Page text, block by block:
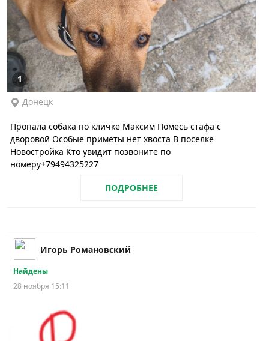
1
Донецк
Пропала собака по кличке Максим Помесь стафа с
дворовой Особые приметы нет хвоста В поселке
Новостройка Кто увидит позвоните по
номеру+79494325227
ПОДРОБНЕЕ
Игорь Романовский
Найдены
28 ноября 15:11